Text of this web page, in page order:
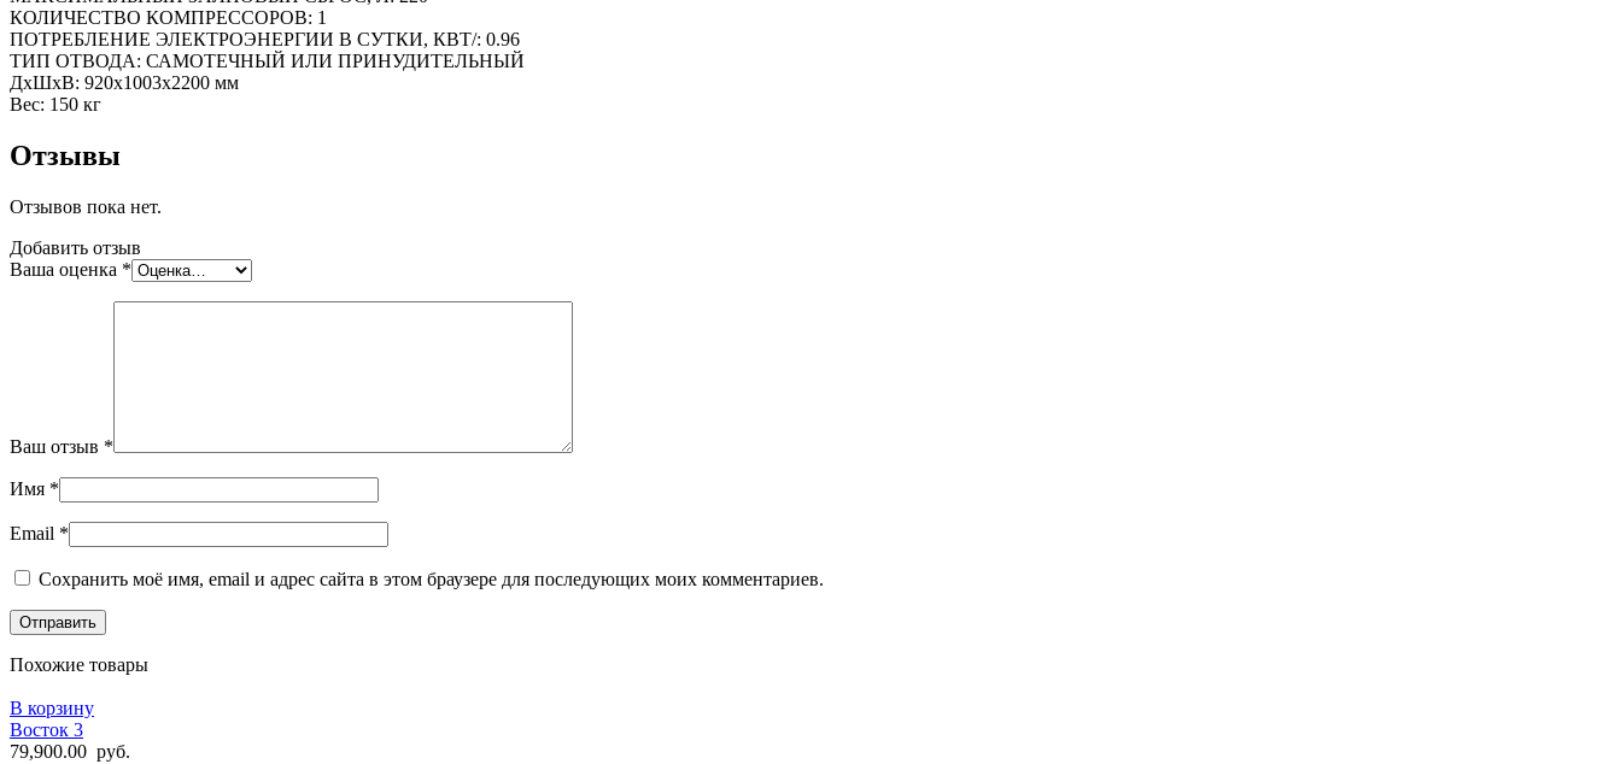
КОЛИЧЕСТВО КОМПРЕССОРОВ: 1
ПОТРЕБЛЕНИЕ ЭЛЕКТРОЭНЕРГИИ В СУТКИ, КВТ/: 0.96
ТИП ОТВОДА: САМОТЕЧНЫЙ ИЛИ ПРИНУДИТЕЛЬНЫЙ
ДxШxВ: 920x1003x2200 мм
Вес: 150 кг
Отзывы
Отзывов пока нет.
Добавить отзыв
Ваша оценка *
Ваш отзыв *
Имя *
Email *
Сохранить моё имя, email и адрес сайта в этом браузере для последующих моих комментариев.
Похожие товары
В корзину
Восток 3
79,900.00 руб.